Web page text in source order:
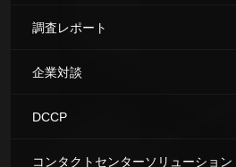
調査レポート
企業対談
DCCP
コンタクトセンターソリューション